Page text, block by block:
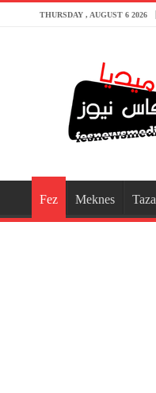
THURSDAY , AUGUST 6 2026
Fez Meknes Taza